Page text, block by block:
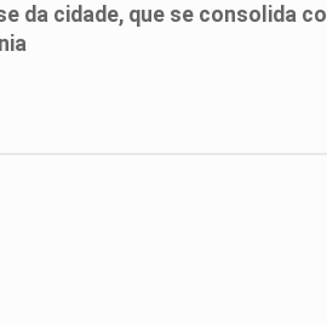
da cidade, que se consolida